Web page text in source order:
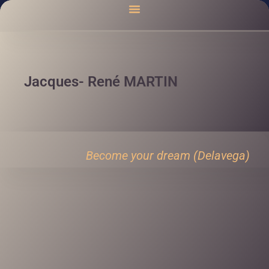
Jacques- René MARTIN
Become your dream (Delavega)